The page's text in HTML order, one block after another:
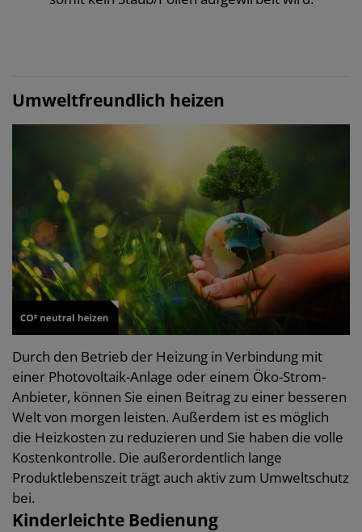
Umweltfreundlich heizen
Durch den Betrieb der Heizung in Verbindung mit
einer Photovoltaik-Anlage oder einem Öko-Strom-
Anbieter, können Sie einen Beitrag zu einer besseren
Welt von morgen leisten. Außerdem ist es möglich
die Heizkosten zu reduzieren und Sie haben die volle
Kostenkontrolle. Die außerordentlich lange
Produktlebenszeit trägt auch aktiv zum Umweltschutz
bei.
Kinderleichte Bedienung